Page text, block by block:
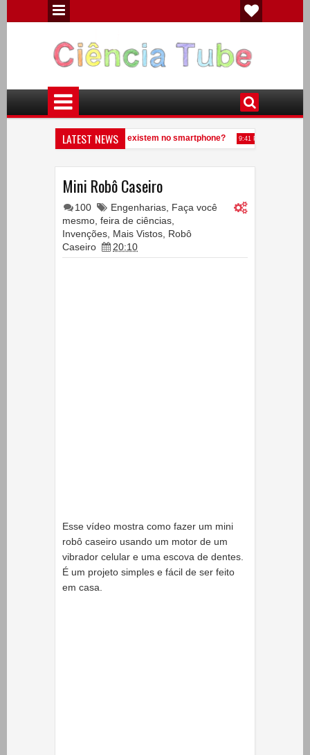
LATEST NEWS
químicos diferentes existem no smartphone? 9:41 PM Veja o que
Mini Robô Caseiro
100 Engenharias, Faça você
mesmo, feira de ciências,
Invenções, Mais Vistos, Robô
Caseiro
20:10
Esse vídeo mostra como fazer um mini
robô caseiro usando um motor de um
vibrador celular e uma escova de dentes.
É um projeto simples e fácil de ser feito
em casa.